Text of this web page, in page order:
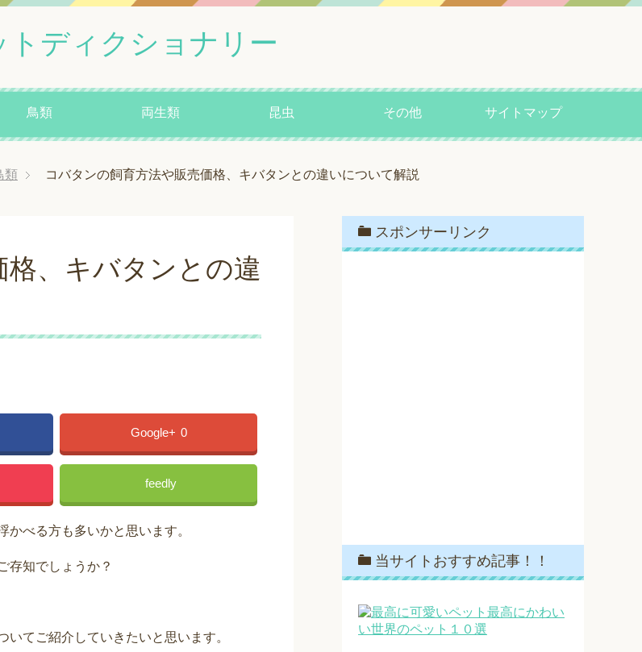
ディクショナリー
鳥類 両生類 昆虫 その他 サイトマップ
類 コバタンの飼育方法や販売価格、キバタンとの違いについて解説
、キバタンとの違
Google+ 0
feedly
かべる方も多いかと思います。
存知でしょうか？
いてご紹介していきたいと思います。
スポンサーリンク
当サイトおすすめ記事！！
最高にかわい
い世界のペット１０選